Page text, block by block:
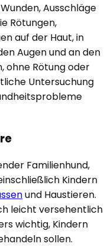
Ausschläge
Rötungen,
auf der Haut, in
Augen und an den
ohne Rötung oder
Untersuchung
Familienhund,
Kindern
und Haustieren.
leicht versehentlich
wichtig, Kindern
sollen.